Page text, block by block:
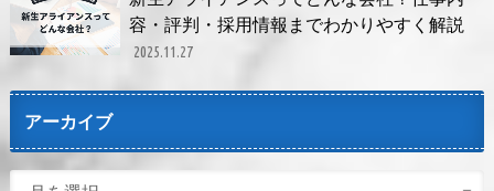
容・評判・採用情報までわかりやすく解説
2025.11.27
アーカイブ